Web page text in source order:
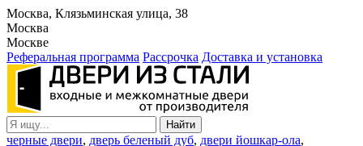
Москва, Клязьминская улица, 38
Москва
Москве
Реферальная программа Рассрочка Доставка и установка
черные двери, дверь беленый дуб, двери йошкар-ола,